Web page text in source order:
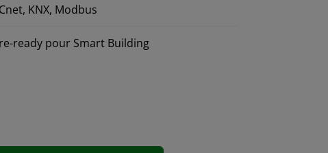
KNX, Modbus
ready pour Smart Building